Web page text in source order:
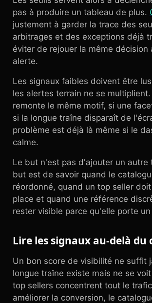
pas à produire un tableau de plus.
justement à garder la trace des
arbitrages et des exceptions déjà
éviter de rejouer la même décision
alerte.
Les signaux faibles doivent être
les alertes terrain ne se
remonte le même motif, si une
si la longue traîne disparaît de
problème est déjà là même si le
calme.
Le but n'est pas d'ajouter un autre
but est de savoir quand le
réordonné, quand un top seller
place et quand une référence
rester visible parce qu'elle porte un
Lire les signaux au-delà du
Un bon score de visibilité ne suffit
longue traîne existe mais ne se
top sellers concentrent tout le
améliorer la conversion, le